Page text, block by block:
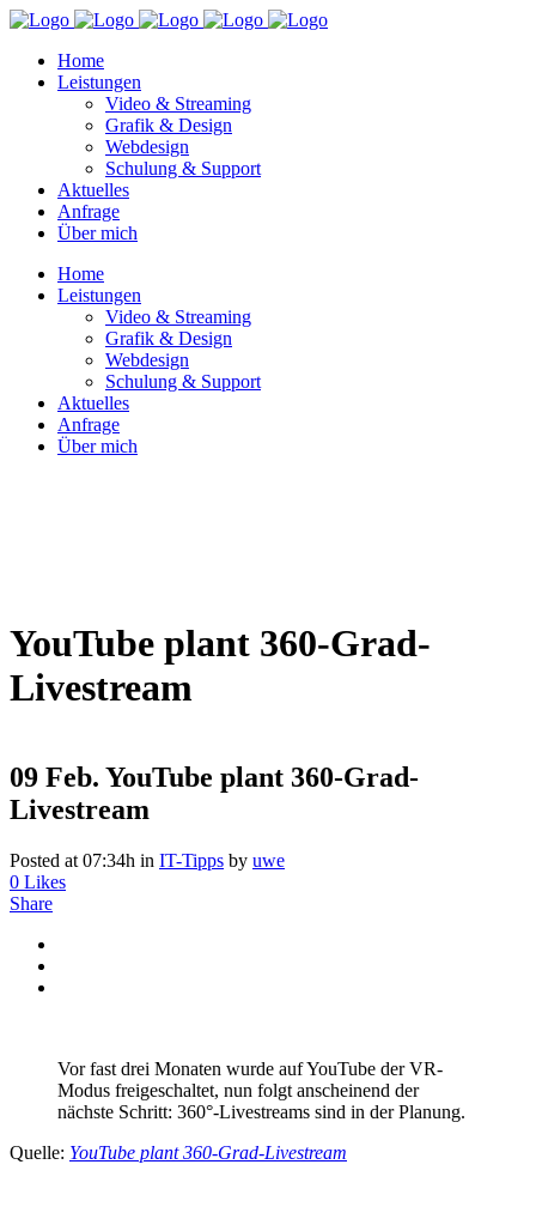
Home
Leistungen
Video & Streaming
Grafik & Design
Webdesign
Schulung & Support
Aktuelles
Anfrage
Über mich
Home
Leistungen
Video & Streaming
Grafik & Design
Webdesign
Schulung & Support
Aktuelles
Anfrage
Über mich
YouTube plant 360-Grad-
Livestream
09 Feb. YouTube plant 360-Grad-
Livestream
Posted at 07:34h in IT-Tipps by uwe
0 Likes
Share
Vor fast drei Monaten wurde auf YouTube der VR-
Modus freigeschaltet, nun folgt anscheinend der
nächste Schritt: 360°-Livestreams sind in der Planung.
Quelle: YouTube plant 360-Grad-Livestream